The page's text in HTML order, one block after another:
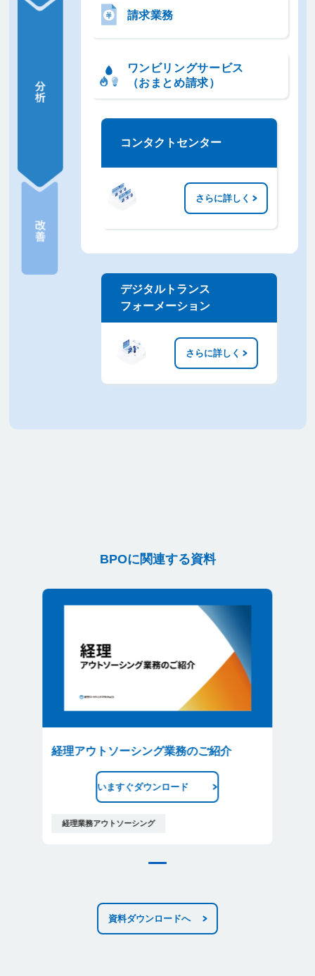
請求業務
ワンビリングサービス
（おまとめ請求）
コンタクトセンター
さらに詳しく
デジタルトランス
フォーメーション
さらに詳しく
BPOに関連する資料
経理アウトソーシング業務のご紹介
いますぐダウンロード
経理業務アウトソーシング
資料ダウンロードへ